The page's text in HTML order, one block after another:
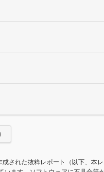
された抜粋レポート（以下、本